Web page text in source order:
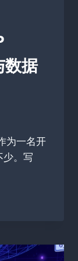
数据
为一名开
少。写